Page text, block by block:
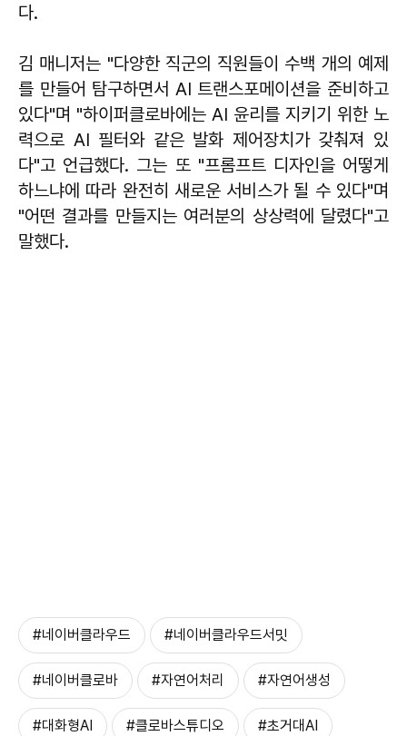
다.
김 매니저는 "다양한 직군의 직원들이 수백 개의 예제
를 만들어 탐구하면서 AI 트랜스포메이션을 준비하고
있다"며 "하이퍼클로바에는 AI 윤리를 지키기 위한 노
력으로 AI 필터와 같은 발화 제어장치가 갖춰져 있
다"고 언급했다. 그는 또 "프롬프트 디자인을 어떻게
하느냐에 따라 완전히 새로운 서비스가 될 수 있다"며
"어떤 결과를 만들지는 여러분의 상상력에 달렸다"고
말했다.
#네이버클라우드 #네이버클라우드서밋
#네이버클로바 #자연어처리 #자연어생성
#대화형AI #클로바스튜디오 #초거대AI